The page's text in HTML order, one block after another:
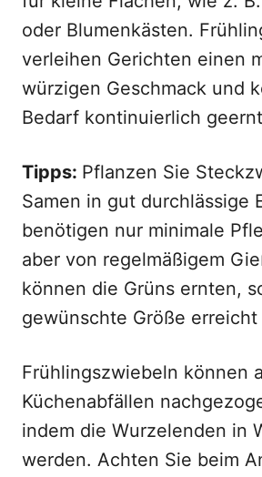
oder Blumenkästen.
verleihen Gerichten einen
würzigen Geschmack und
Bedarf kontinuierlich
Tipps: Pflanzen Sie
Samen in gut durchlässige
benötigen nur minimale
aber von regelmäßigem
können die Grüns ernten,
gewünschte Größe erreicht
Frühlingszwiebeln können
Küchenabfällen
indem die Wurzelenden in
werden. Achten Sie beim